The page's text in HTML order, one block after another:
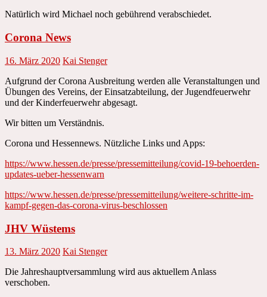
Natürlich wird Michael noch gebührend verabschiedet.
Corona News
16. März 2020 Kai Stenger
Aufgrund der Corona Ausbreitung werden alle Veranstaltungen und
Übungen des Vereins, der Einsatzabteilung, der Jugendfeuerwehr
und der Kinderfeuerwehr abgesagt.
Wir bitten um Verständnis.
Corona und Hessennews. Nützliche Links und Apps:
https://www.hessen.de/presse/pressemitteilung/covid-19-behoerden-
updates-ueber-hessenwarn
https://www.hessen.de/presse/pressemitteilung/weitere-schritte-im-
kampf-gegen-das-corona-virus-beschlossen
JHV Wüstems
13. März 2020 Kai Stenger
Die Jahreshauptversammlung wird aus aktuellem Anlass
verschoben.